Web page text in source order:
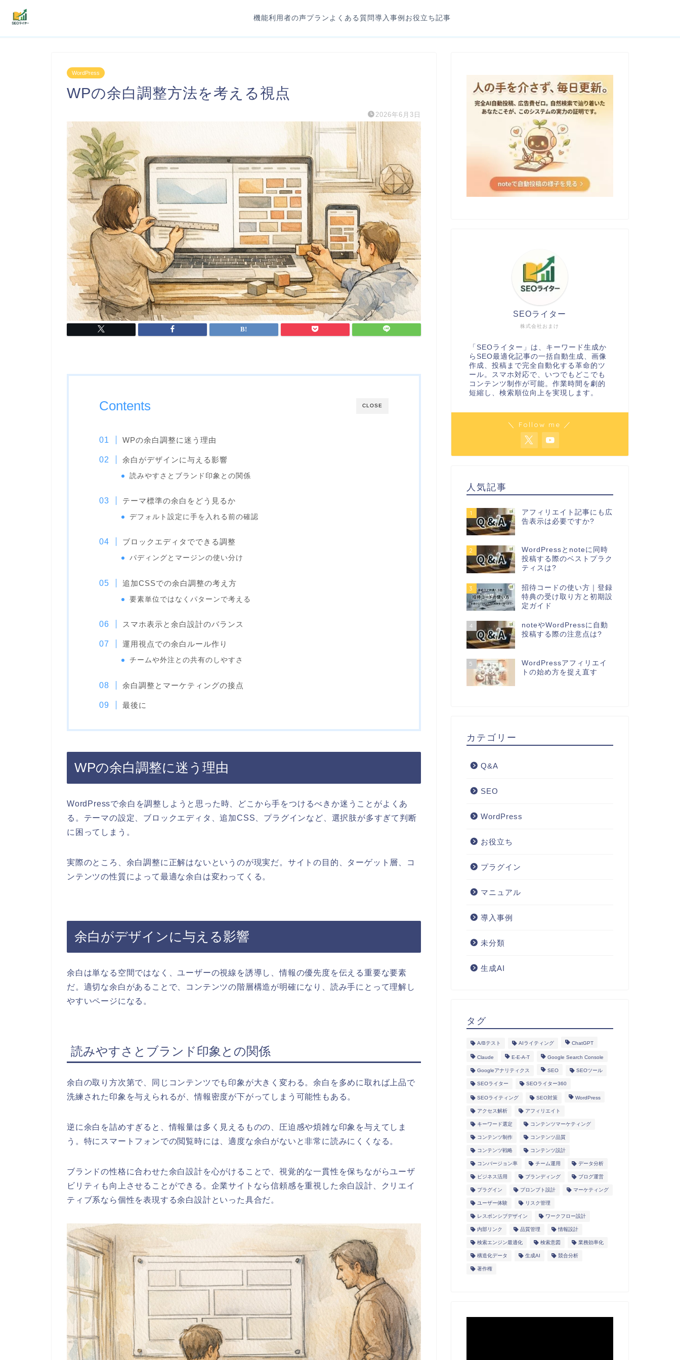
機能利用者の声プラン よくある質問導入事例 お役立ち記事
WordPress
WPの余白調整方法を考える視点
2026年6月3日
CLOSE
Contents
WPの余白調整に迷う理由
余白がデザインに与える影響
読みやすさとブランド印象との関係
テーマ標準の余白をどう見るか
デフォルト設定に手を入れる前の確認
ブロックエディタでできる調整
パディングとマージンの使い分け
追加CSSでの余白調整の考え方
要素単位ではなくパターンで考える
スマホ表示と余白設計のバランス
運用視点での余白ルール作り
チームや外注との共有のしやすさ
余白調整とマーケティングの接点
最後に
WPの余白調整に迷う理由
WordPressで余白を調整しようと思った時、どこから手をつけるべきか迷うことがよくあ
る。テーマの設定、ブロックエディタ、追加CSS、プラグインなど、選択肢が多すぎて判断
に困ってしまう。
実際のところ、余白調整に正解はないというのが現実だ。サイトの目的、ターゲット層、コ
ンテンツの性質によって最適な余白は変わってくる。
余白がデザインに与える影響
余白は単なる空間ではなく、ユーザーの視線を誘導し、情報の優先度を伝える重要な要素
だ。適切な余白があることで、コンテンツの階層構造が明確になり、読み手にとって理解し
やすいページになる。
読みやすさとブランド印象との関係
余白の取り方次第で、同じコンテンツでも印象が大きく変わる。余白を多めに取れば上品で
洗練された印象を与えられるが、情報密度が下がってしまう可能性もある。
逆に余白を詰めすぎると、情報量は多く見えるものの、圧迫感や煩雑な印象を与えてしま
う。特にスマートフォンでの閲覧時には、適度な余白がないと非常に読みにくくなる。
ブランドの性格に合わせた余白設計を心がけることで、視覚的な一貫性を保ちながらユーザ
ビリティも向上させることができる。企業サイトなら信頼感を重視した余白設計、クリエイ
ティブ系なら個性を表現する余白設計といった具合だ。
株式会社おまけ
SEOライター
「SEOライター」は、キーワード生成か
らSEO最適化記事の一括自動生成、画像
作成、投稿まで完全自動化する革命的ツ
ール。スマホ対応で、いつでもどこでも
コンテンツ制作が可能。作業時間を劇的
短縮し、検索順位向上を実現します。
＼ Follow me ／
人気記事
1
アフィリエイト記事にも広
告表示は必要ですか?
2
WordPressとnoteに同時
投稿する際のベストプラク
ティスは?
3
招待コードの使い方｜登録
特典の受け取り方と初期設
定ガイド
4
noteやWordPressに自動
投稿する際の注意点は?
5
WordPressアフィリエイ
トの始め方を捉え直す
カテゴリー
Q&A
SEO
WordPress
お役立ち
プラグイン
マニュアル
導入事例
未分類
生成AI
タグ
A/Bテスト AIライティング ChatGPT
Claude E-E-A-T Google Search Console
Googleアナリティクス SEO SEOツール
SEOライター SEOライター360
SEOライティング SEO対策 WordPress
アクセス解析 アフィリエイト
キーワード選定 コンテンツマーケティング
コンテンツ制作 コンテンツ品質
コンテンツ戦略 コンテンツ設計
コンバージョン率 チーム運用 データ分析
ビジネス活用 ブランディング ブログ運営
プラグイン プロンプト設計 マーケティング
ユーザー体験 リスク管理
レスポンシブデザイン ワークフロー設計
内部リンク 品質管理 情報設計
検索エンジン最適化 検索意図 業務効率化
構造化データ 生成AI 競合分析
著作権